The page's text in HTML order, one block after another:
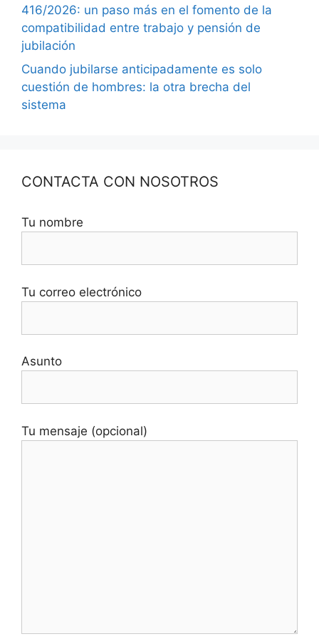
416/2026: un paso más en el fomento de la
compatibilidad entre trabajo y pensión de
jubilación
Cuando jubilarse anticipadamente es solo
cuestión de hombres: la otra brecha del
sistema
CONTACTA CON NOSOTROS
Tu nombre
Tu correo electrónico
Asunto
Tu mensaje (opcional)